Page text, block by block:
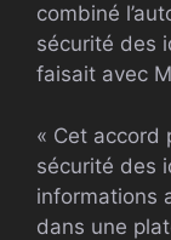
combiné
sécurité des
faisait avec
« Cet accord
sécurité des
informations
dans une